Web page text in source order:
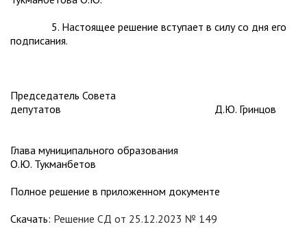
5. Настоящее решение вступает в силу со дня его
подписания.
Председатель Совета
депутатов Д.Ю. Гринцов
Глава муниципального образования
О.Ю. Тукманбетов
Полное решение в приложенном документе
Скачать: Решение СД от 25.12.2023 № 149